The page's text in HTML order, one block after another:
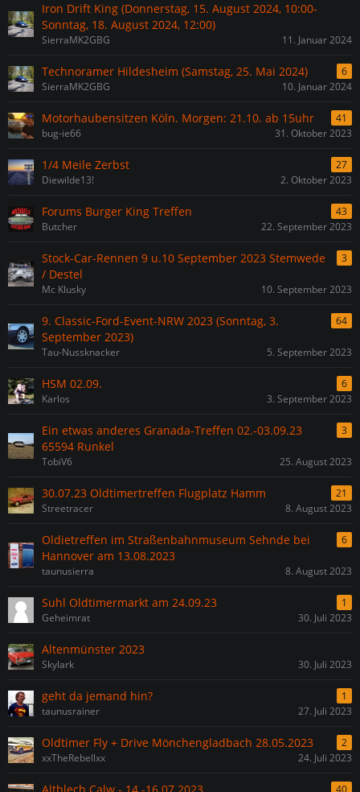
Iron Drift King (Donnerstag, 15. August 2024, 10:00-
Sonntag, 18. August 2024, 12:00)
SierraMK2GBG 11. Januar 2024
Technoramer Hildesheim (Samstag, 25. Mai 2024)
6
SierraMK2GBG
10. Januar 2024
Motorhaubensitzen Köln. Morgen: 21.10. ab 15uhr
41
bug-ie66
31. Oktober 2023
1/4 Meile Zerbst
27
Diewilde13!
2. Oktober 2023
Forums Burger King Treffen
43
Butcher
22. September 2023
Stock-Car-Rennen 9 u.10 September 2023 Stemwede
/ Destel
3
Mc Klusky 10. September 2023
9. Classic-Ford-Event-NRW 2023 (Sonntag, 3.
September 2023)
64
Tau-Nussknacker 5. September 2023
HSM 02.09.
6
Karlos
3. September 2023
Ein etwas anderes Granada-Treffen 02.-03.09.23
65594 Runkel
3
TobiV6 25. August 2023
30.07.23 Oldtimertreffen Flugplatz Hamm
21
Streetracer
8. August 2023
Oldietreffen im Straßenbahnmuseum Sehnde bei
Hannover am 13.08.2023
6
taunusierra 8. August 2023
Suhl Oldtimermarkt am 24.09.23
1
Geheimrat
30. Juli 2023
Altenmünster 2023
Skylark 30. Juli 2023
geht da jemand hin?
1
taunusrainer
27. Juli 2023
Oldtimer Fly + Drive Mönchengladbach 28.05.2023
2
xxTheRebellxx
24. Juli 2023
40